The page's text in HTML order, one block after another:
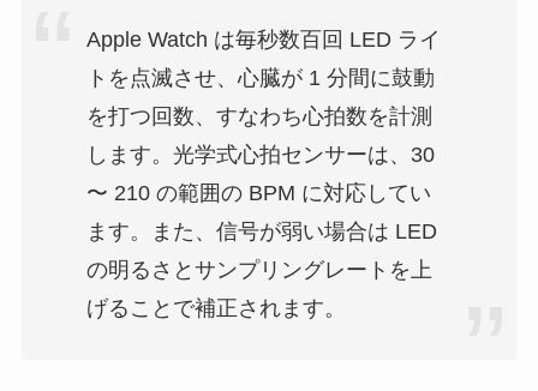
Apple Watch は毎秒数百回 LED ライ
トを点滅させ、心臓が 1 分間に鼓動
を打つ回数、すなわち心拍数を計測
します。光学式心拍センサーは、30
〜 210 の範囲の BPM に対応してい
ます。また、信号が弱い場合は LED
の明るさとサンプリングレートを上
げることで補正されます。